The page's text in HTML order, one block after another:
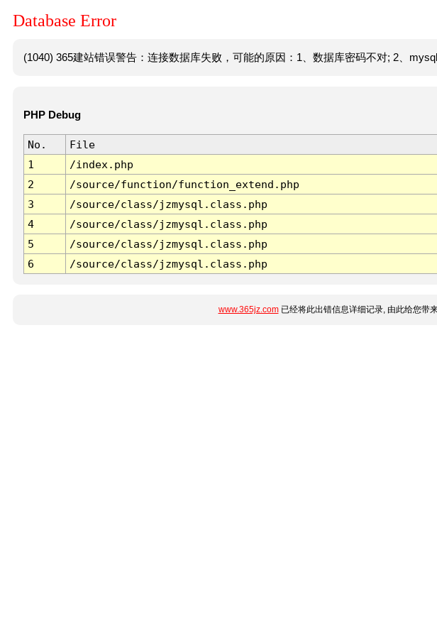
Database Error
(1040) 365建站错误警告：连接数据库失败，可能的原因：1、数据库密码不对; 2、mysql
PHP Debug
No. File
1
/index.php
2
/source/function/function_extend.php
3
/source/class/jzmysql.class.php
4
/source/class/jzmysql.class.php
5
/source/class/jzmysql.class.php
6
/source/class/jzmysql.class.php
www.365jz.com已经将此出错信息详细记录, 由此给您带